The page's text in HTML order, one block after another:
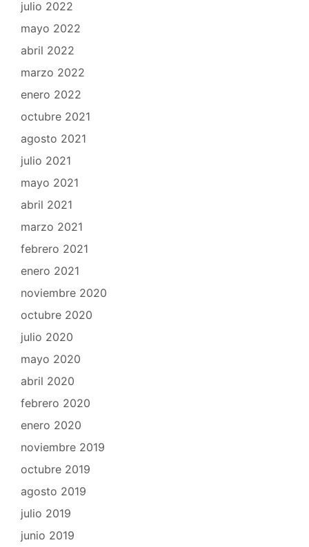
julio 2022
mayo 2022
abril 2022
marzo 2022
enero 2022
octubre 2021
agosto 2021
julio 2021
mayo 2021
abril 2021
marzo 2021
febrero 2021
enero 2021
noviembre 2020
octubre 2020
julio 2020
mayo 2020
abril 2020
febrero 2020
enero 2020
noviembre 2019
octubre 2019
agosto 2019
julio 2019
junio 2019